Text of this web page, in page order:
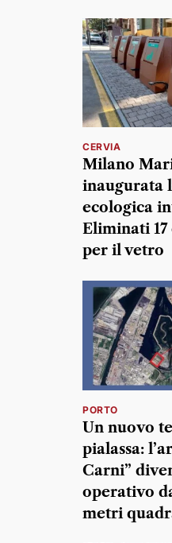
CERVIA
Milano
inaugurata
ecologica
Eliminati 17
per il vetro
PORTO
Un nuovo
pialassa:
Carni”
operativo
metri